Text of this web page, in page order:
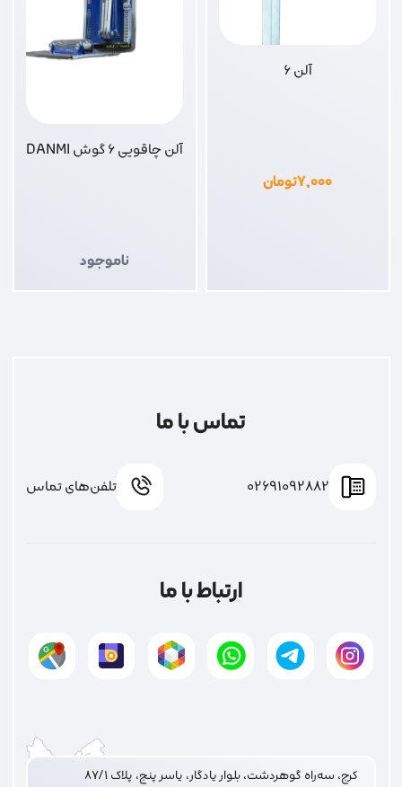
آلن 6
۷,۰۰۰تومان
آلن چاقویی 6 گوش DANMI
ناموجود
تماس با ما
02691092882 تلفن‌های تماس
ارتباط با ما
کرج، سه‌راه گوهردشت، بلوار یادگار، یاسر پنج، پلاک ۸۷/۱